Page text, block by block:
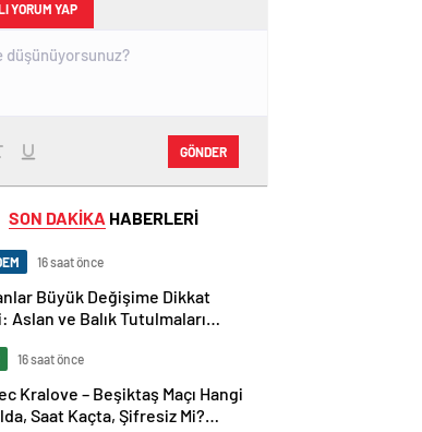
YORUM YAP
GÖNDER
SON DAKİKA HABERLERİ
16 saat önce
Büyük Değişime Dikkat
Aslan ve Balık Tutulmaları
16 saat önce
Kralove – Beşiktaş Maçı Hangi
Saat Kaçta, Şifresiz Mi?